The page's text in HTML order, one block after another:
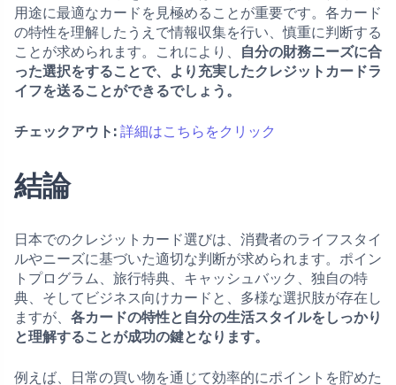
用途に最適なカードを見極めることが重要です。各カード
の特性を理解したうえで情報収集を行い、慎重に判断する
ことが求められます。これにより、
自分の財務ニーズに合
った選択をすることで、より充実したクレジットカードラ
イフを送ることができるでしょう。
チェックアウト: 詳細はこちらをクリック
結論
日本でのクレジットカード選びは、消費者のライフスタイ
ルやニーズに基づいた適切な判断が求められます。ポイン
トプログラム、旅行特典、キャッシュバック、独自の特
典、そしてビジネス向けカードと、多様な選択肢が存在し
ますが、 各カードの特性と自分の生活スタイルをしっかり
と理解することが成功の鍵となります。
例えば、日常の買い物を通じて効率的にポイントを貯めた